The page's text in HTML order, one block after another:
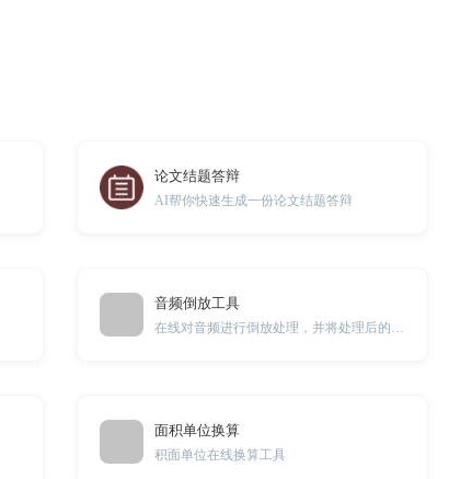
论文结题答辩
AI帮你快速生成一份论文结题答辩
音频倒放工具
面积单位换算
积面单位在线换算工具